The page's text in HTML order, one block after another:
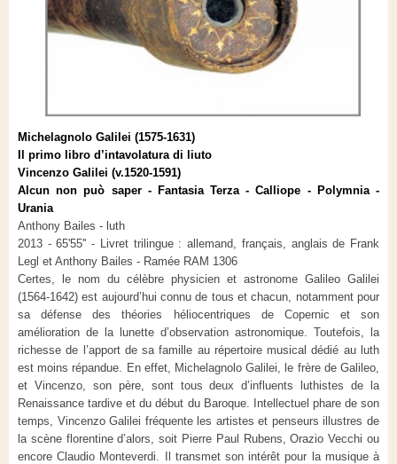
Michelagnolo Galilei (1575-1631)
Il primo libro d’intavolatura di liuto
Vincenzo Galilei (v.1520-1591)
Alcun non può saper - Fantasia Terza - Calliope - Polymnia -
Urania
Anthony Bailes - luth
2013 - 65'55'' - Livret trilingue : allemand, français, anglais de Frank
Legl et Anthony Bailes - Ramée RAM 1306
Certes, le nom du célèbre physicien et astronome Galileo Galilei
(1564-1642) est aujourd’hui connu de tous et chacun, notamment pour
sa défense des théories héliocentriques de Copernic et son
amélioration de la lunette d’observation astronomique. Toutefois, la
richesse de l’apport de sa famille au répertoire musical dédié au luth
est moins répandue. En effet, Michelagnolo Galilei, le frère de Galileo,
et Vincenzo, son père, sont tous deux d’influents luthistes de la
Renaissance tardive et du début du Baroque. Intellectuel phare de son
temps, Vincenzo Galilei fréquente les artistes et penseurs illustres de
la scène florentine d’alors, soit Pierre Paul Rubens, Orazio Vecchi ou
encore Claudio Monteverdi. Il transmet son intérêt pour la musique à